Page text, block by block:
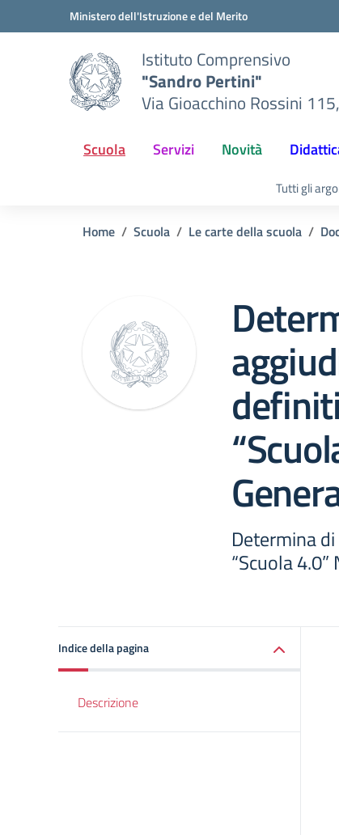
Vai ai contenuti
Vai al menu di navigazioneMinistero dell'Istruzione e del Merito
Istituto Comprensivo
"Sandro Pertini"
Via Gioacchino Rossini
Scuola Servizi Novità
Tutti gli
Home Scuola Le carte della scuola
Determina
“Scuola
Indice della pagina
Descrizione